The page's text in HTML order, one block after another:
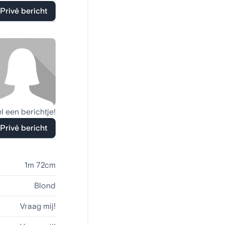
Privé bericht
een berichtje!
Privé bericht
1m 72cm
Blond
Vraag mij!